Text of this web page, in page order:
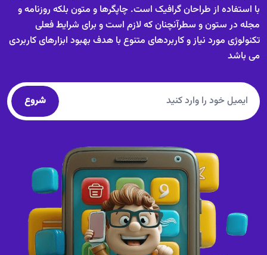
با استفاده از طراحان گرافیک است. چاپگرها و متون بلکه روزنامه و
مجله در ستون و سطرآنچنان که لازم است و برای شرایط فعلی
تکنولوژی مورد نیاز و کاربردهای متنوع با هدف بهبود ابزارهای کاربردی
می باشد
شروع